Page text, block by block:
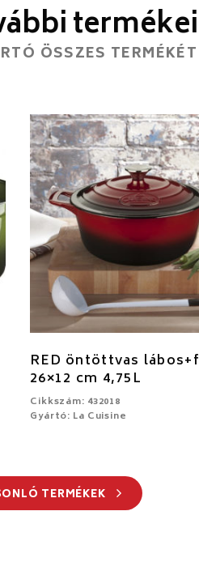
termékei
ÖSSZES TERMÉKÉT
RED öntöttvas
26×12 cm 4,75L
Cikkszám: 432018
Gyártó: La Cuisine
TERMÉKEK